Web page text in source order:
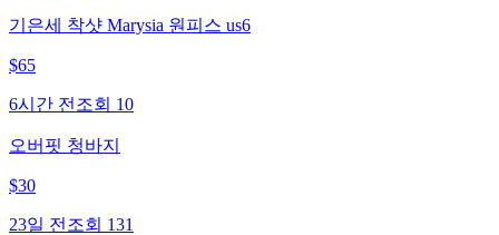
기은세 착샷 Marysia 원피스 us6
$65
6시간 전 조회 10
오버핏 청바지
$30
23일 전 조회 131